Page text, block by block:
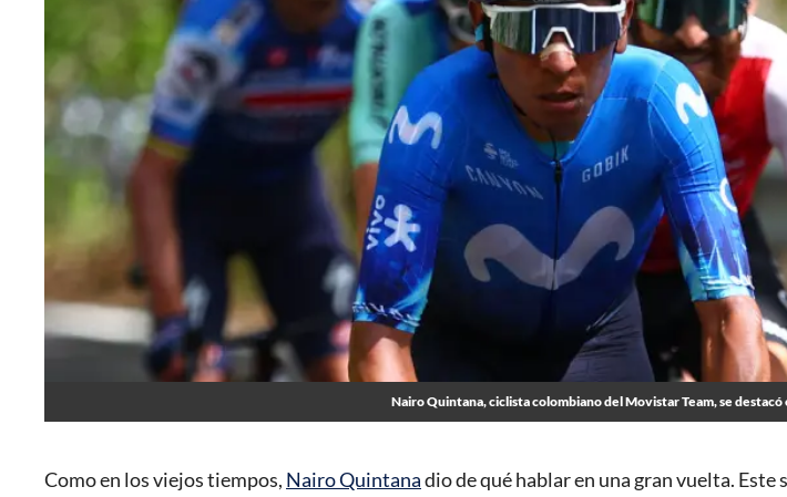
Nairo Quintana, ciclista colombiano del Movistar Team, se
Como en los viejos tiempos, Nairo Quintanadio de qué hablar en una gran vuelta. Este